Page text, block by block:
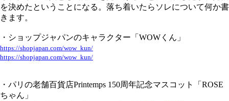
を決めたということになる。落ち着いたらソレについて何か書
きます。
・ショップジャパンのキャラクター「WOWくん」
https://shopjapan.com/wow_kun/
https://shopjapan.com/wow_kun/
・パリの老舗百貨店Printemps 150周年記念マスコット「ROSE
ちゃん」